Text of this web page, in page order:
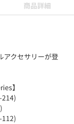
商品詳細
アクセサリーが登
】
214)
112)